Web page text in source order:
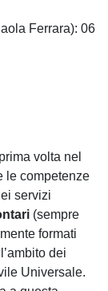
Ferrara): 06
volta nel
le competenze
servizi
(sempre
formati
dei
Universale.